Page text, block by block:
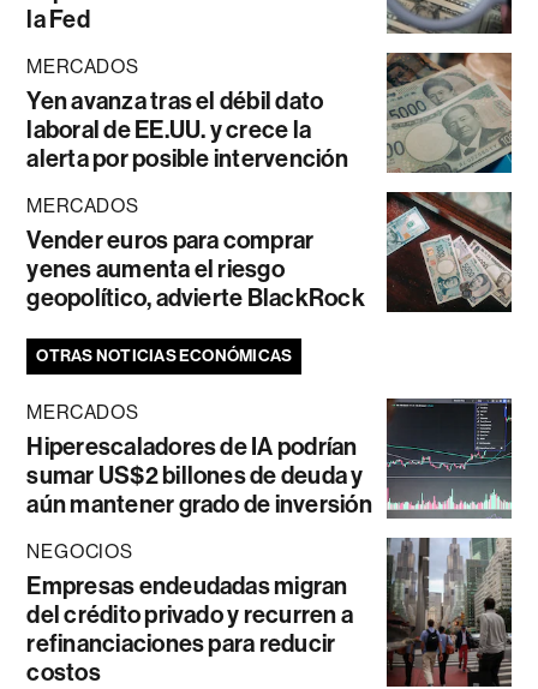
la Fed
MERCADOS
Yen avanza tras el débil dato
laboral de EE.UU. y crece la
alerta por posible intervención
MERCADOS
Vender euros para comprar
yenes aumenta el riesgo
geopolítico, advierte BlackRock
OTRAS NOTICIAS ECONÓMICAS
MERCADOS
Hiperescaladores de IA podrían
sumar US$2 billones de deuda y
aún mantener grado de inversión
NEGOCIOS
Empresas endeudadas migran
del crédito privado y recurren a
refinanciaciones para reducir
costos